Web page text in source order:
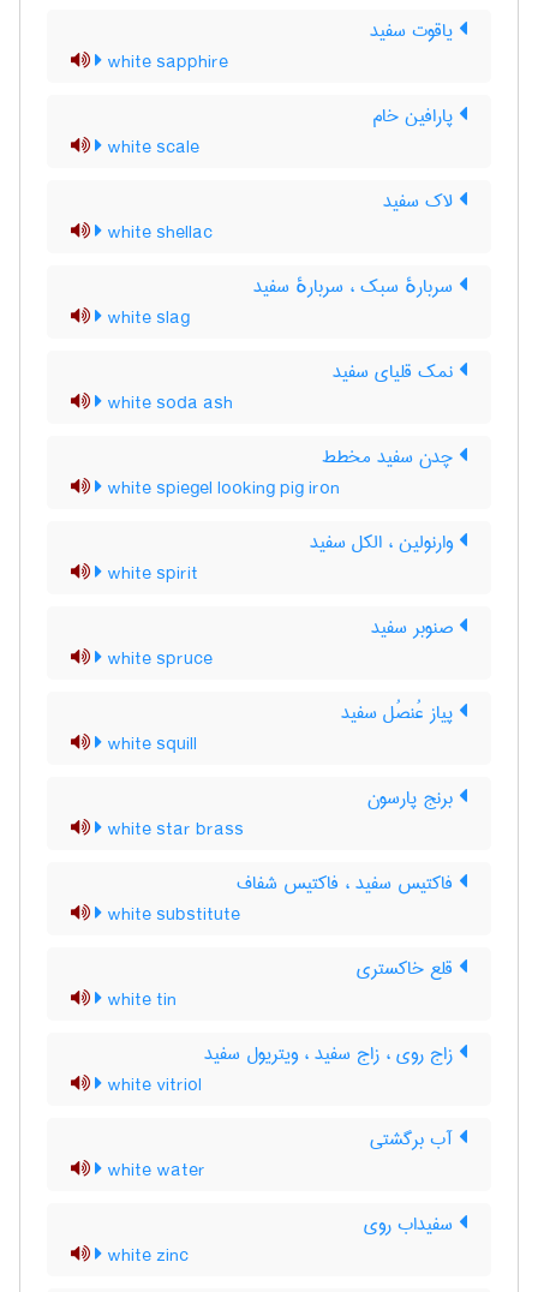
یاقوت سفید
white sapphire
پارافین خام
white scale
لاک سفید
white shellac
سربارهٔ سبک ، سربارهٔ سفید
white slag
نمک قلیای سفید
white soda ash
چدن سفید مخطط
white spiegel looking pig iron
وارنولین ، الکل سفید
white spirit
صنوبر سفید
white spruce
پیاز عُنصُل سفید
white squill
برنج پارسون
white star brass
فاکتیس سفید ، فاکتیس شفاف
white substitute
قلع خاکستری
white tin
زاج روی ، زاج سفید ، ویتریول سفید
white vitriol
آب برگشتی
white water
سفیداب روی
white zinc